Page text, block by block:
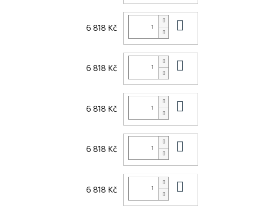
6 818 Kč
6 818 Kč
6 818 Kč
6 818 Kč
6 818 Kč